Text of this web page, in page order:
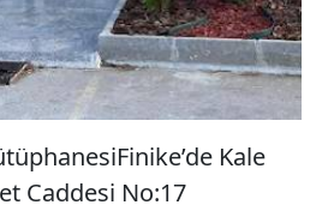
Kale
Caddesi No:17